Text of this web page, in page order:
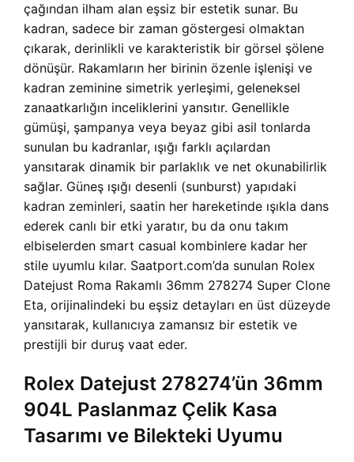
çağından ilham alan eşsiz bir estetik sunar. Bu
kadran, sadece bir zaman göstergesi olmaktan
çıkarak, derinlikli ve karakteristik bir görsel şölene
dönüşür. Rakamların her birinin özenle işlenişi ve
kadran zeminine simetrik yerleşimi, geleneksel
zanaatkarlığın inceliklerini yansıtır. Genellikle
gümüşi, şampanya veya beyaz gibi asil tonlarda
sunulan bu kadranlar, ışığı farklı açılardan
yansıtarak dinamik bir parlaklık ve net okunabilirlik
sağlar. Güneş ışığı desenli (sunburst) yapıdaki
kadran zeminleri, saatin her hareketinde ışıkla dans
ederek canlı bir etki yaratır, bu da onu takım
elbiselerden smart casual kombinlere kadar her
stile uyumlu kılar. Saatport.com’da sunulan Rolex
Datejust Roma Rakamlı 36mm 278274 Super Clone
Eta, orijinalindeki bu eşsiz detayları en üst düzeyde
yansıtarak, kullanıcıya zamansız bir estetik ve
prestijli bir duruş vaat eder.
Rolex Datejust 278274’ün 36mm
904L Paslanmaz Çelik Kasa
Tasarımı ve Bilekteki Uyumu